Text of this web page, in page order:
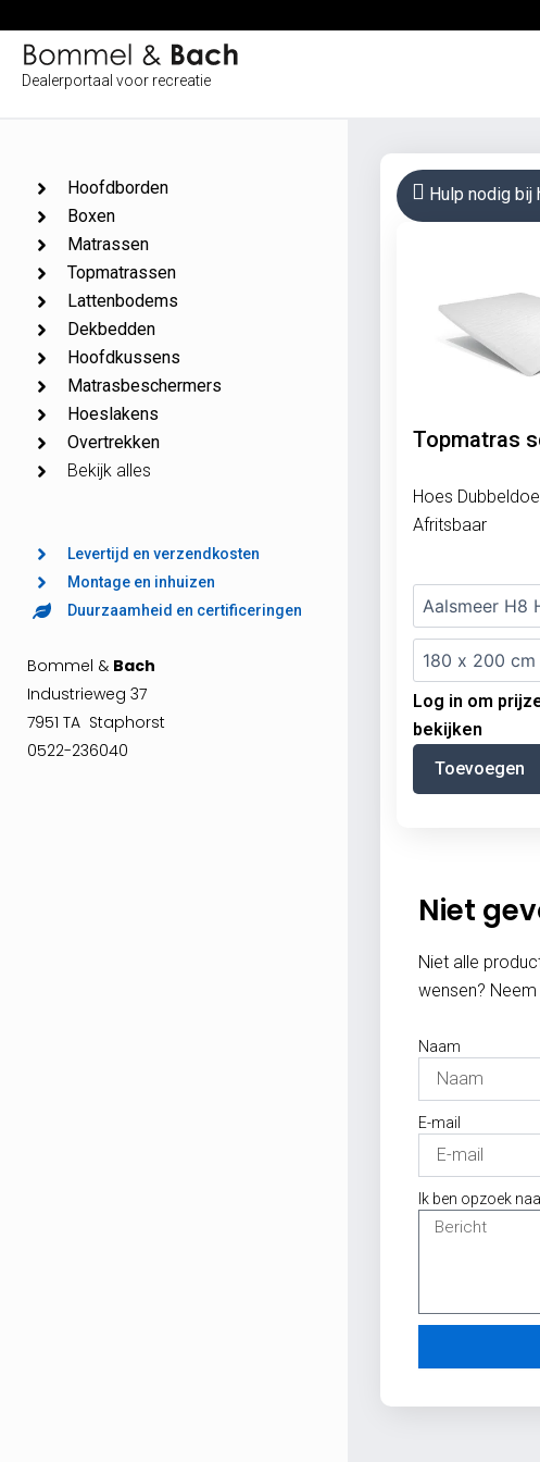
naar
Dealerportaal voor recreatie
Hoofdborden
Boxen
Matrassen
Topmatrassen
Lattenbodems
Dekbedden
Hoofdkussens
Matrasbeschermers
Hoeslakens
Overtrekken
Bekijk alles
Levertijd en verzendkosten
Montage en inhuizen
Duurzaamheid en certificeringen
Bommel & Bach
Industrieweg 37
7951 TA Staphorst
0522-236040
Hulp nodig
Topmatras
Hoes
Afritsbaar
Log in om
bekijken
Toevoegen
Niet
Niet alle
wensen?
Naam
E-mail
Ik ben opzoek